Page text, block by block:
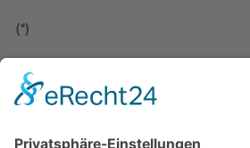
(*)
Bestätigen